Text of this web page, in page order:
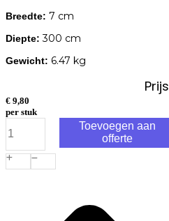
Breedte: 7 cm
Diepte: 300 cm
Gewicht: 6.47 kg
Prijs
€ 9,80
per stuk
Geschaafde
Regel
300x7,0x4,5cm
aantal
Toevoegen aan
offerte